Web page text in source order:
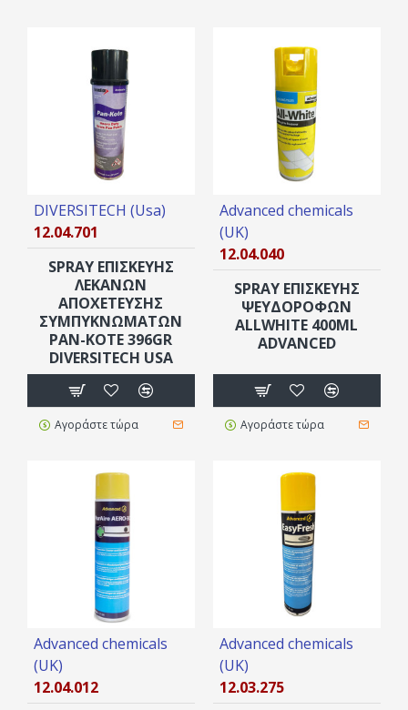
DIVERSITECH (Usa)
12.04.701
SPRAY ΕΠΙΣKEYΗΣ
ΛΕΚΑΝΏΝ
ΑΠΟΧΈΤΕΥΣΗΣ
ΣΥΜΠΥΚΝΩΜΆΤΩΝ
ΡΑΝ-ΚΟΤΕ 396GR
DIVERSITECH USA
Αγοράστε τώρα
Advanced chemicals
(UK)
12.04.040
SPRAY ΕΠΙΣΚΕΥΉΣ
ΨΕΥΔΟΡΟΦΩΝ
ALLWHITE 400ML
ADVANCED
Αγοράστε τώρα
Advanced chemicals
(UK)
12.04.012
Advanced chemicals
(UK)
12.03.275